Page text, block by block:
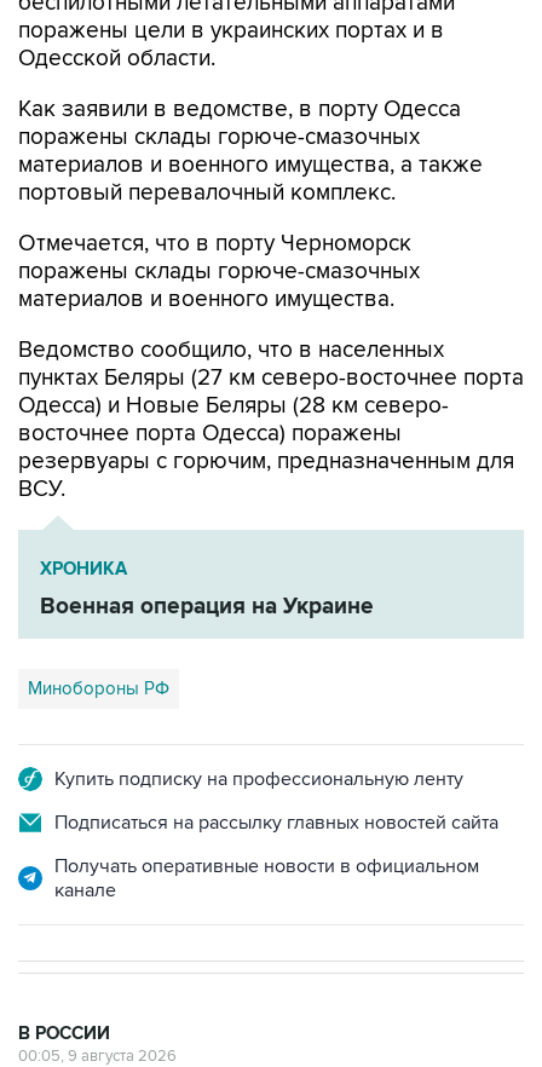
поражены цели в украинских портах и в
Одесской области.
Как заявили в ведомстве, в порту Одесса
поражены склады горюче-смазочных
материалов и военного имущества, а также
портовый перевалочный комплекс.
Отмечается, что в порту Черноморск
поражены склады горюче-смазочных
материалов и военного имущества.
Ведомство сообщило, что в населенных
пунктах Беляры (27 км северо-восточнее порта
Одесса) и Новые Беляры (28 км северо-
восточнее порта Одесса) поражены
резервуары с горючим, предназначенным для
ВСУ.
ХРОНИКА
Военная операция на Украине
Минобороны РФ
Купить подписку на профессиональную ленту
Подписаться на рассылку главных новостей сайта
Получать оперативные новости в официальном
канале
В РОССИИ
00:05, 9 августа 2026